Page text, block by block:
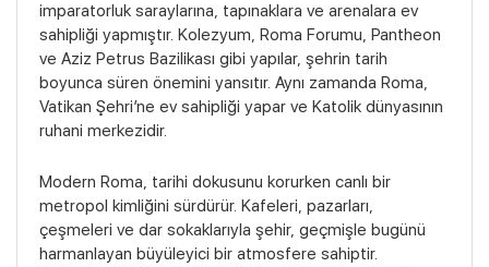
imparatorluk saraylarına, tapınaklara ve arenalara ev
sahipliği yapmıştır. Kolezyum, Roma Forumu, Pantheon
ve Aziz Petrus Bazilikası gibi yapılar, şehrin tarih
boyunca süren önemini yansıtır. Aynı zamanda Roma,
Vatikan Şehri’ne ev sahipliği yapar ve Katolik dünyasının
ruhani merkezidir.
Modern Roma, tarihi dokusunu korurken canlı bir
metropol kimliğini sürdürür. Kafeleri, pazarları,
çeşmeleri ve dar sokaklarıyla şehir, geçmişle bugünü
harmanlayan büyüleyici bir atmosfere sahiptir.